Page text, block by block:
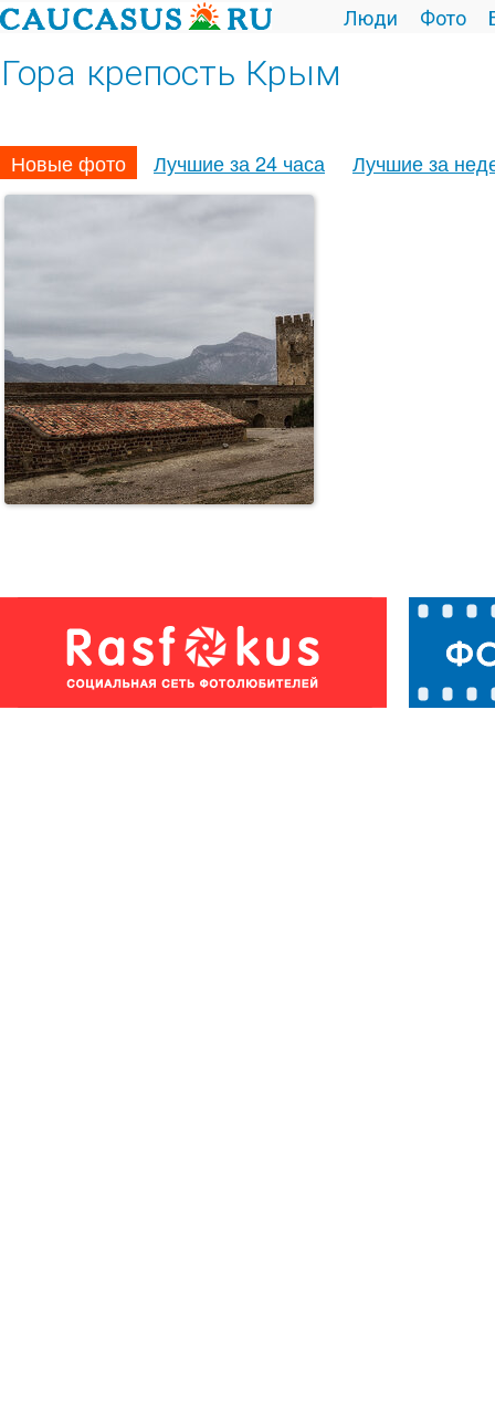
Люди Фото
Гора крепость Крым
Новые фото Лучшие за 24 часа Лучшие за